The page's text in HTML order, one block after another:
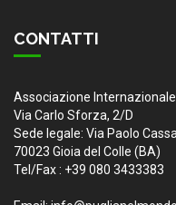
CONTATTI
Associazione
Via Carlo Sforza, 2/D
Sede legale: Via Paolo
70023 Gioia del Colle (BA)
Tel/Fax : +39 080 3433383